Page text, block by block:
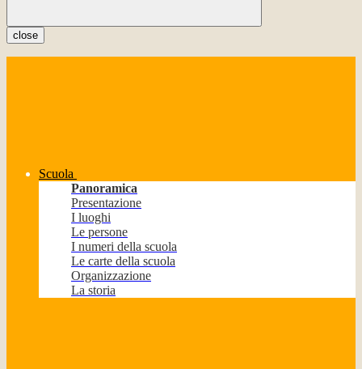
close
Scuola
Panoramica
Presentazione
I luoghi
Le persone
I numeri della scuola
Le carte della scuola
Organizzazione
La storia